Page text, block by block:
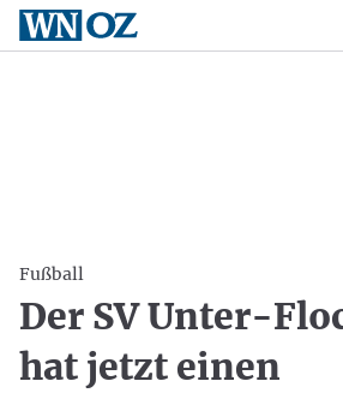
Fußball
Der SV Unter-
hat jetzt einen